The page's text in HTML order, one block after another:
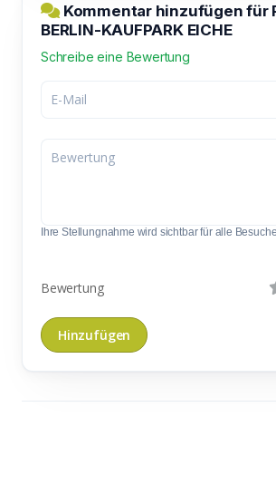
Kommentar hinzufügen für
BERLIN-KAUFPARK EICHE
Schreibe eine Bewertung
Ihre Stellungnahme wird sichtbar für alle
Bewertung